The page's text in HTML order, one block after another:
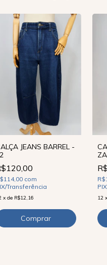
JEANS BARREL -
com
Transferência
xde R$12,16 12